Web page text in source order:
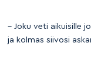
– Joku veti aikuisille
ja kolmas siivosi